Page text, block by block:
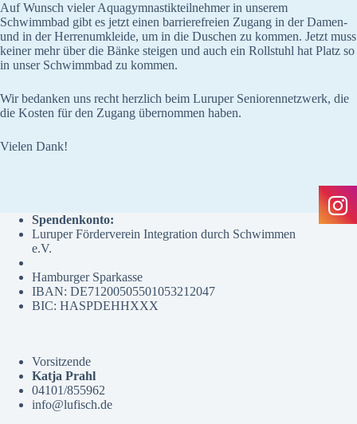
Auf Wunsch vieler Aquagymnastikteilnehmer in unserem
Schwimmbad gibt es jetzt einen barrierefreien Zugang in der Damen-
und in der Herrenumkleide, um in die Duschen zu kommen. Jetzt muss
keiner mehr über die Bänke steigen und auch ein Rollstuhl hat Platz so
in unser Schwimmbad zu kommen.
Wir bedanken uns recht herzlich beim Luruper Seniorennetzwerk, die
die Kosten für den Zugang übernommen haben.
Vielen Dank!
Spendenkonto:
Luruper Förderverein Integration durch Schwimmen
e.V.
Hamburger Sparkasse
IBAN: DE71200505501053212047
BIC: HASPDEHHXXX
Vorsitzende
Katja Prahl
04101/855962
info@lufisch.de